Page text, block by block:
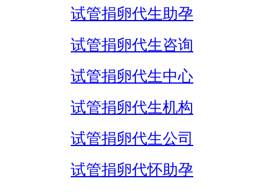
试管捐卵代生助孕
试管捐卵代生咨询
试管捐卵代生中心
试管捐卵代生机构
试管捐卵代生公司
试管捐卵代怀助孕